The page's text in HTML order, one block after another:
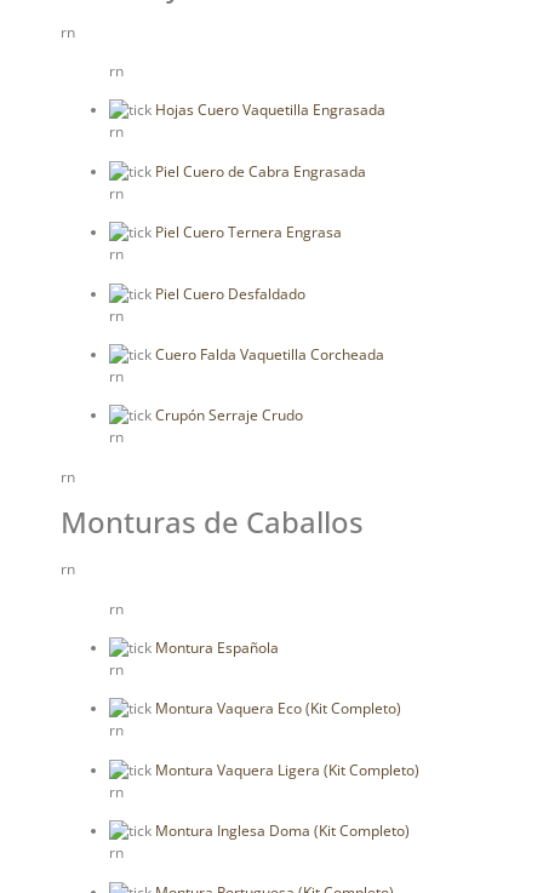
rn
rn
Hojas Cuero Vaquetilla Engrasada
rn
Piel Cuero de Cabra Engrasada
rn
Piel Cuero Ternera Engrasa
rn
Piel Cuero Desfaldado
rn
Cuero Falda Vaquetilla Corcheada
rn
Crupón Serraje Crudo
rn
rn
Monturas de Caballos
rn
rn
Montura Española
rn
Montura Vaquera Eco (Kit Completo)
rn
Montura Vaquera Ligera (Kit Completo)
rn
Montura Inglesa Doma (Kit Completo)
rn